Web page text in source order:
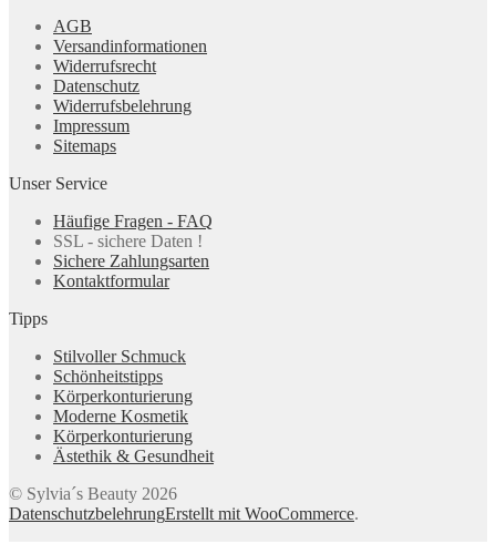
AGB
Versandinformationen
Widerrufsrecht
Datenschutz
Widerrufsbelehrung
Impressum
Sitemaps
Unser Service
Häufige Fragen - FAQ
SSL - sichere Daten !
Sichere Zahlungsarten
Kontaktformular
Tipps
Stilvoller Schmuck
Schönheitstipps
Körperkonturierung
Moderne Kosmetik
Körperkonturierung
Ästethik & Gesundheit
© Sylvia´s Beauty 2026
DatenschutzbelehrungErstellt mit WooCommerce.